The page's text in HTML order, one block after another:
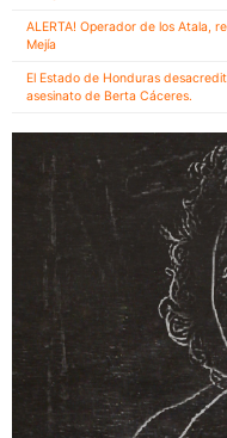
ALERTA! Operador de los Atala,
Mejía
El Estado de Honduras
asesinato de Berta Cáceres.